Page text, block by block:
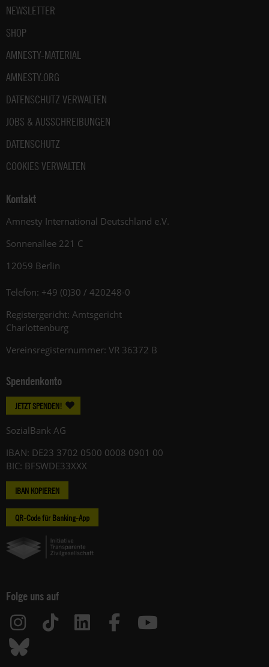
NEWSLETTER
SHOP
AMNESTY-MATERIAL
AMNESTY.ORG
DATENSCHUTZ VERWALTEN
JOBS & AUSSCHREIBUNGEN
DATENSCHUTZ
COOKIES VERWALTEN
Kontakt
Amnesty International Deutschland e.V.
Sonnenallee 221 C
12059 Berlin
Telefon: +49 (0)30 / 420248-0
Registergericht: Amtsgericht
Charlottenburg
Vereinsregisternummer: VR 36372 B
Spendenkonto
JETZT SPENDEN!
SozialBank AG
IBAN: DE23 3702 0500 0008 0901 00
BIC: BFSWDE33XXX
IBAN KOPIEREN
QR-Code für Banking-App
Folge uns auf